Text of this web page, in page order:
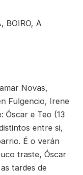
BOIRO, A
Novas,
Fulgencio, Irene
Óscar e Teo (13
entre si,
É o verán
traste, Óscar
tardes de